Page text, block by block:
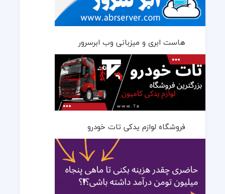
هاست ابری و میزبانی وب ابرسرور
فروشگاه لوازم یدکی تات خودرو